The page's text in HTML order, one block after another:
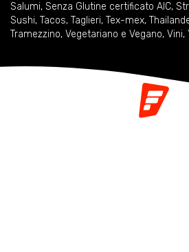
Salumi, Senza Glutine certificato AIC,
Sushi, Tacos, Taglieri, Tex-mex,
Tramezzino, Vegetariano e Vegano, Vini,